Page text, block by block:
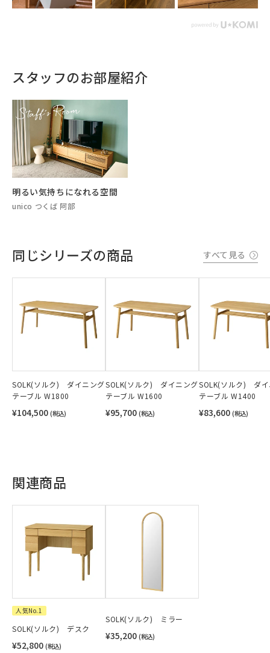
スタッフのお部屋紹介
明るい気持ちになれる空間
unico つくば 阿部
同じシリーズの商品 すべて見る
SOLK(ソルク) ダイニング
テーブル W1800
¥104,500 (税込)
SOLK(ソルク) ダイニング
テーブル W1600
¥95,700 (税込)
SOLK(ソルク) ダイ
テーブル W1400
¥83,600 (税込)
関連商品
人気No.1
SOLK(ソルク) デスク
¥52,800 (税込)
SOLK(ソルク) ミラー
¥35,200 (税込)